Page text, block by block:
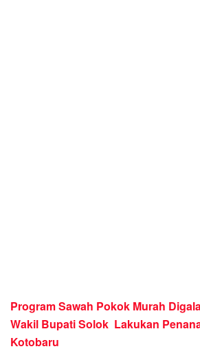
Program Sawah Pokok Murah
Wakil Bupati Solok Lakukan
Kotobaru